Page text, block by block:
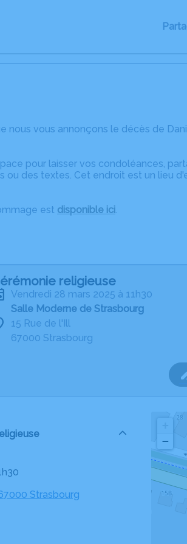
nous vous annonçons le décès de
pour laisser vos condoléances,
ou des textes. Cet endroit est un lieu
est disponible ici.
religieuse
vendredi 28 mars 2025 à 11h30
Salle Moderne de Strasbourg
15 Rue de l'Ill
67000 Strasbourg
Strasbourg
−